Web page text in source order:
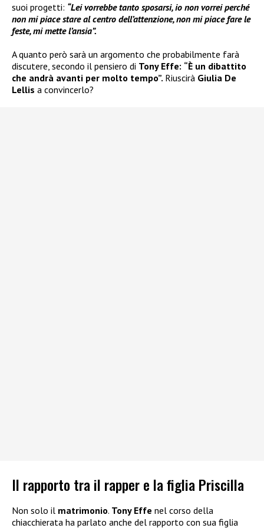
suoi progetti: “Lei vorrebbe tanto sposarsi, io non vorrei perché
non mi piace stare al centro dell’attenzione, non mi piace fare le
feste, mi mette l’ansia”.
A quanto però sarà un argomento che probabilmente farà
discutere, secondo il pensiero di Tony Effe: “È un dibattito
che andrà avanti per molto tempo”. Riuscirà Giulia De
Lellis a convincerlo?
Il rapporto tra il rapper e la figlia Priscilla
Non solo il matrimonio. Tony Effe nel corso della
chiacchierata ha parlato anche del rapporto con sua figlia